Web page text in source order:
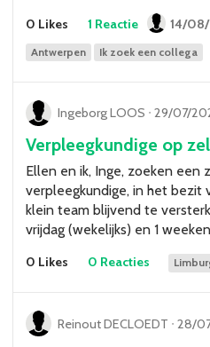
0 Likes 1 Reactie 14/
Antwerpen Ik zoek een collega
Ingeborg LOOS ᐧ 29/07/
Verpleegkundige op
Ellen en ik, Inge, zoeken een
verpleegkundige, in het bezit
klein team blijvend te
vrijdag (wekelijks) en 1
0 Likes 0 Reacties
Reinout DECLOEDT ᐧ 28/